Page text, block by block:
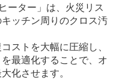
ーター」は、火災リス
ッチン周りのクロス汚
ストを大幅に圧縮し、
最適化することで、オ
化させます。